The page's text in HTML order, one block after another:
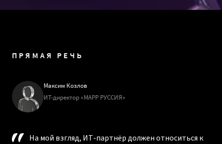
ПРЯМАЯ РЕЧЬ
Максим Козлов
ИТ-директор «МАРР РУССИЯ»
На мой взгляд, ИТ-партнёр должен относиться к